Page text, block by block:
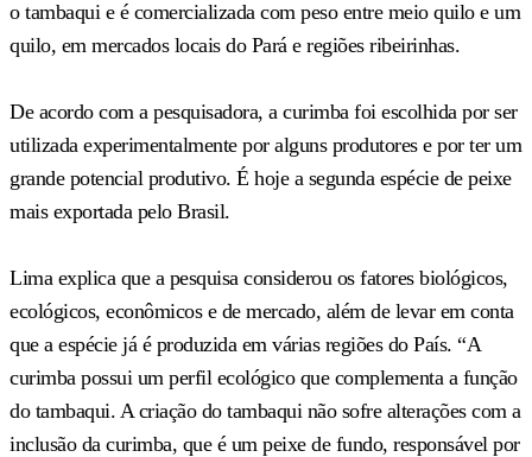
o tambaqui e é comercializada com peso entre meio quilo e um
quilo, em mercados locais do Pará e regiões ribeirinhas.
De acordo com a pesquisadora, a curimba foi escolhida por ser
utilizada experimentalmente por alguns produtores e por ter um
grande potencial produtivo. É hoje a segunda espécie de peixe
mais exportada pelo Brasil.
Lima explica que a pesquisa considerou os fatores biológicos,
ecológicos, econômicos e de mercado, além de levar em conta
que a espécie já é produzida em várias regiões do País. “A
curimba possui um perfil ecológico que complementa a função
do tambaqui. A criação do tambaqui não sofre alterações com a
inclusão da curimba, que é um peixe de fundo, responsável por